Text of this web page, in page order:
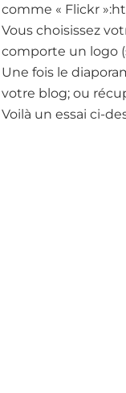
comme « Flickr
Vous choisissez
comporte un logo
Une fois le
votre blog; ou
Voilà un essai ci-